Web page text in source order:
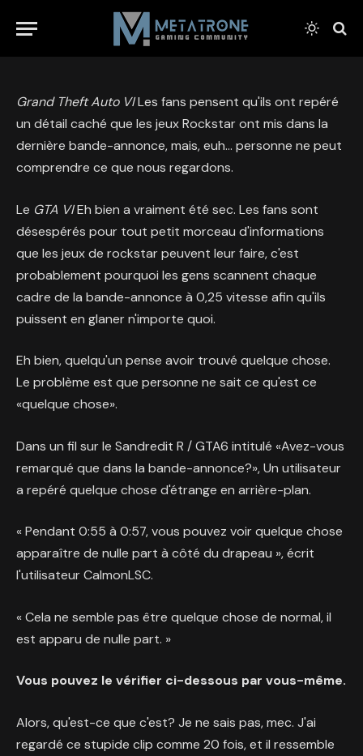
Grand Theft Auto VILes fans pensent qu'ils ont repéré
un détail caché que les jeux Rockstar ont mis dans la
dernière bande-annonce, mais, euh… personne ne peut
comprendre ce que nous regardons.
Le GTA VIEh bien a vraiment été sec. Les fans sont
désespérés pour tout petit morceau d'informations
que les jeux de rockstar peuvent leur faire, c'est
probablement pourquoi les gens scannent chaque
cadre de la bande-annonce à 0,25 vitesse afin qu'ils
puissent en glaner n'importe quoi.
Eh bien, quelqu'un pense avoir trouvé quelque chose.
Le problème est que personne ne sait ce qu'est ce
«quelque chose».
Dans un fil sur le Sandredit R / GTA6 intitulé «Avez-vous
remarqué que dans la bande-annonce?», Un utilisateur
a repéré quelque chose d'étrange en arrière-plan.
« Pendant 0:55 à 0:57, vous pouvez voir quelque chose
apparaître de nulle part à côté du drapeau », écrit
l'utilisateur CalmonLSC.
« Cela ne semble pas être quelque chose de normal, il
est apparu de nulle part. »
Vous pouvez le vérifier ci-dessous par vous-même.
Alors, qu'est-ce que c'est? Je ne sais pas, mec. J'ai
regardé ce stupide clip comme 20 fois, et il ressemble